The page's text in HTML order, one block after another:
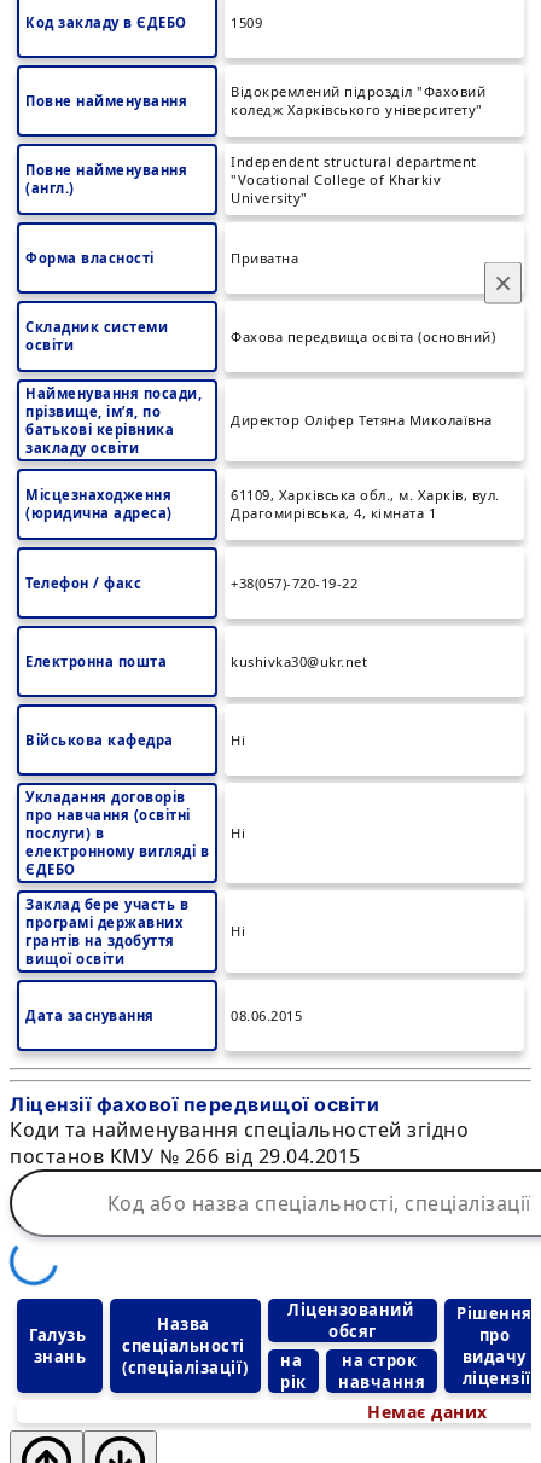
×
Код закладу в ЄДЕБО 1509
Повне найменування
Відокремлений підрозділ "Фаховий
коледж Харківського університету"
Повне найменування
(англ.)
Independent structural department
"Vocational College of Kharkiv
University"
Форма власності Приватна
Складник системи
освіти
Фахова передвища освіта (основний)
Найменування посади,
прізвище, ім’я, по
батькові керівника
закладу освіти
Директор Оліфер Тетяна Миколаївна
Місцезнаходження
(юридична адреса)
61109, Харківська обл., м. Харків, вул.
Драгомирівська, 4, кімната 1
Телефон / факс +38(057)-720-19-22
Електронна пошта kushivka30@ukr.net
Військова кафедра Ні
Укладання договорів
про навчання (освітні
послуги) в
електронному вигляді в
ЄДЕБО
Ні
Заклад бере участь в
програмі державних
грантів на здобуття
вищої освіти
Ні
Дата заснування 08.06.2015
Ліцензії фахової передвищої освіти
Коди та найменування спеціальностей згідно
постанов КМУ № 266 від 29.04.2015
Галузь
знань
Назва
спеціальності
(спеціалізації)
Ліцензований
обсяг
Рішення
про
видачу
ліцензії
на
рік
на строк
навчання
Немає даних